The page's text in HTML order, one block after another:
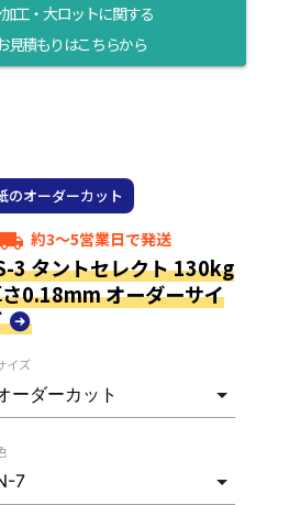
工・大ロットに関する
見積もりはこちらから
のオーダーカット
local_shipping 約3～5営業日で発送
3 タントセレクト 130kg
0.18mm オーダーサイ
イズ